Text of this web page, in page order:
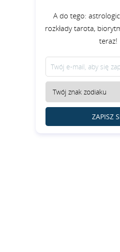
A do tego:
rozkłady tarota,
teraz!
ZAPISZ